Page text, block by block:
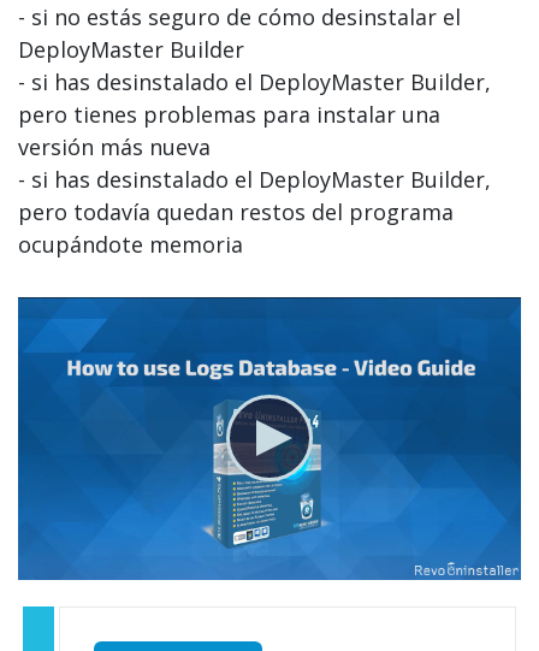
- si no estás seguro de cómo desinstalar el
DeployMaster Builder
- si has desinstalado el DeployMaster Builder,
pero tienes problemas para instalar una
versión más nueva
- si has desinstalado el DeployMaster Builder,
pero todavía quedan restos del programa
ocupándote memoria